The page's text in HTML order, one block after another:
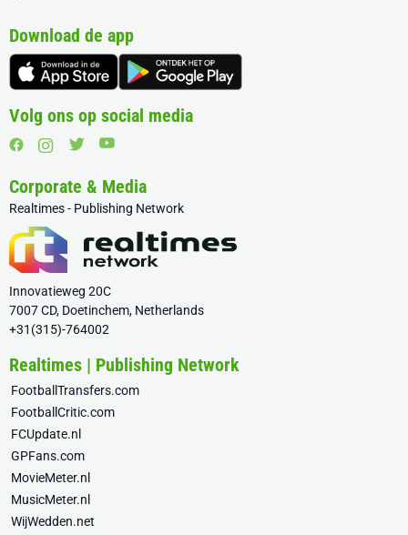
Download de app
Volg ons op social media
Corporate & Media
Realtimes - Publishing Network
Innovatieweg 20C
7007 CD, Doetinchem, Netherlands
+31(315)-764002
Realtimes | Publishing Network
FootballTransfers.com
FootballCritic.com
FCUpdate.nl
GPFans.com
MovieMeter.nl
MusicMeter.nl
WijWedden.net